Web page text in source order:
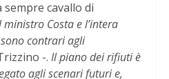
cavallo di
ministro Costa e l’intera
contrari agli
-. Il piano dei rifiuti è
agli scenari futuri e,